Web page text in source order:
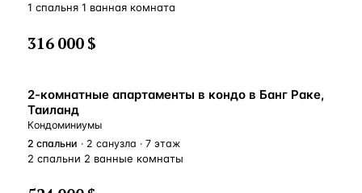
1 спальня 1 ванная комната
316 000 $
2-комнатные апартаменты в кондо в Банг Раке,
Таиланд
Кондоминиумы
2 спальни · 2 санузла · 7 этаж
2 спальни 2 ванные комнаты